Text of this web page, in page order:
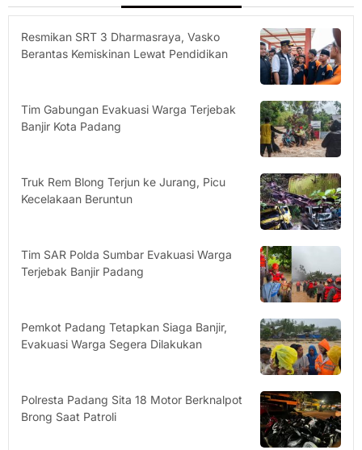
Resmikan SRT 3 Dharmasraya, Vasko
Berantas Kemiskinan Lewat Pendidikan
Tim Gabungan Evakuasi Warga Terjebak
Banjir Kota Padang
Truk Rem Blong Terjun ke Jurang, Picu
Kecelakaan Beruntun
Tim SAR Polda Sumbar Evakuasi Warga
Terjebak Banjir Padang
Pemkot Padang Tetapkan Siaga Banjir,
Evakuasi Warga Segera Dilakukan
Polresta Padang Sita 18 Motor Berknalpot
Brong Saat Patroli